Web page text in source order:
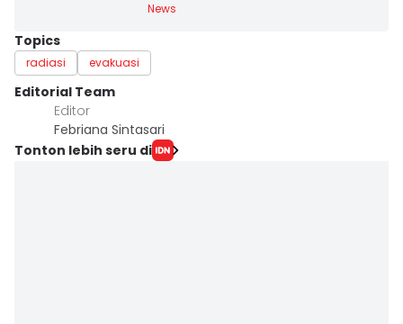
News
Topics
radiasi evakuasi
Editorial Team
Editor
Febriana Sintasari
Tonton lebih seru di